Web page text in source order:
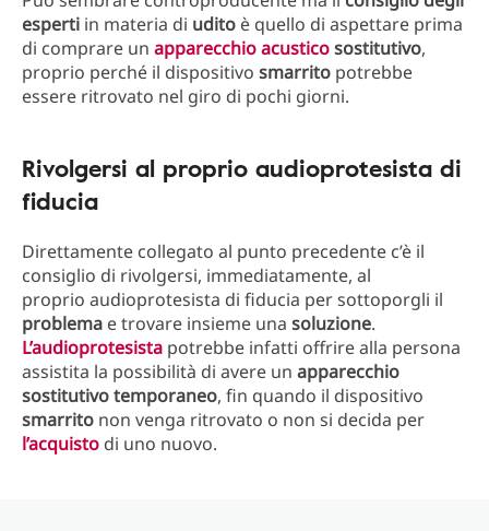
esperti in materia di udito è quello di aspettare prima
di comprare un apparecchio acusticosostitutivo,
proprio perché il dispositivo smarrito potrebbe
essere ritrovato nel giro di pochi giorni.
Rivolgersi al proprio audioprotesista di
fiducia
Direttamente collegato al punto precedente c’è il
consiglio di rivolgersi, immediatamente, al
proprio audioprotesista di fiducia per sottoporgli il
problema e trovare insieme una soluzione.
L’audioprotesista potrebbe infatti offrire alla persona
assistita la possibilità di avere un apparecchio
sostitutivo temporaneo, fin quando il dispositivo
smarrito non venga ritrovato o non si decida per
l’acquisto di uno nuovo.